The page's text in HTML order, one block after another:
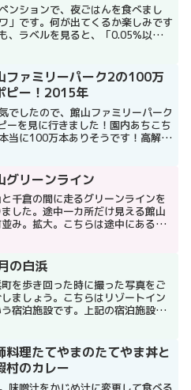
ンションで、夜ごはんを食べまし
」です。何が出てくるか楽しみです
ラベルを見ると、「0.05%以下」
ファミリーパーク2の100万
ピー！2015年
でしたので、館山ファミリーパーク
ーを見に行きました！園内あちこち
当に100万本ありそうです！高解像
グリーンライン
千倉の間に走るグリーンラインを
した。途中一カ所だけ見える館山
み。拡大。こちらは途中にある
す。マップで場所を確認する－菅
滝かつ波奈の無料ドリン...
の白浜
を歩き回った時に撮った写真をご
ましょう。こちらはリゾートイン
う宿泊施設です。上記の宿泊施設の
います。ちなみに白浜の別の場所
、東京駅直通の高速...
料理たてやまのたてやま丼と
村のカレー